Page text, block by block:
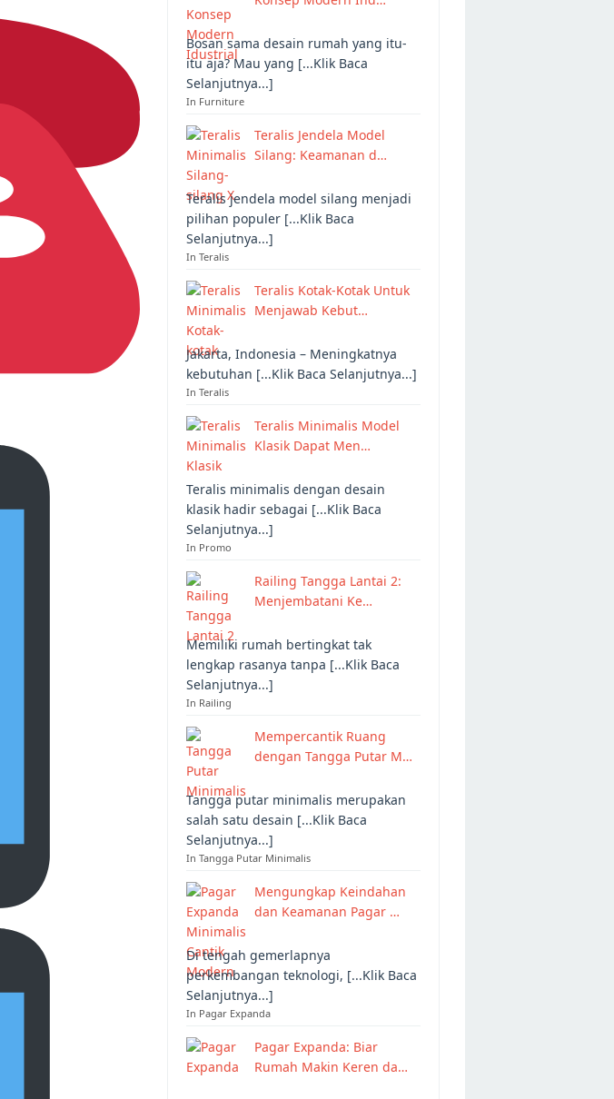
Bosan sama desain rumah yang itu-
itu aja? Mau yang [...Klik Baca
Selanjutnya...]
In Furniture
Teralis Jendela Model
Silang: Keamanan d…
Teralis jendela model silang menjadi
pilihan populer [...Klik Baca
Selanjutnya...]
In Teralis
Teralis Kotak-Kotak Untuk
Menjawab Kebut…
Jakarta, Indonesia – Meningkatnya
kebutuhan [...Klik Baca Selanjutnya...]
In Teralis
Teralis Minimalis Model
Klasik Dapat Men…
Teralis minimalis dengan desain
klasik hadir sebagai [...Klik Baca
Selanjutnya...]
In Promo
Railing Tangga Lantai 2:
Menjembatani Ke…
Memiliki rumah bertingkat tak
lengkap rasanya tanpa [...Klik Baca
Selanjutnya...]
In Railing
Mempercantik Ruang
dengan Tangga Putar M…
Tangga putar minimalis merupakan
salah satu desain [...Klik Baca
Selanjutnya...]
In Tangga Putar Minimalis
Mengungkap Keindahan
dan Keamanan Pagar …
Di tengah gemerlapnya
perkembangan teknologi, [...Klik Baca
Selanjutnya...]
In Pagar Expanda
Pagar Expanda: Biar
Rumah Makin Keren da…